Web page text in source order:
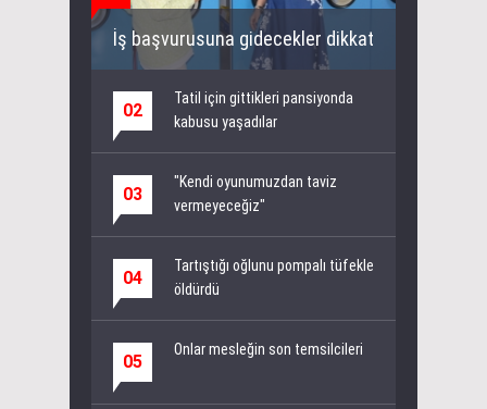
İş başvurusuna gidecekler dikkat
02
Tatil için gittikleri pansiyonda
kabusu yaşadılar
03
"Kendi oyunumuzdan taviz
vermeyeceğiz"
04
Tartıştığı oğlunu pompalı tüfekle
öldürdü
05
Onlar mesleğin son temsilcileri